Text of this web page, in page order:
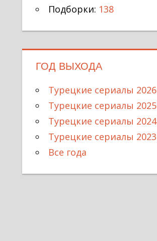
Подборки: 138
ГОД ВЫХОДА
Турецкие сериалы 2026
Турецкие сериалы 2025
Турецкие сериалы 2024
Турецкие сериалы 2023
Все года